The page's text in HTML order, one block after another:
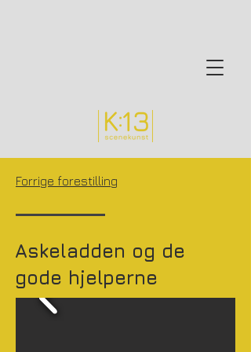
Forrige forestilling
Askeladden og de
gode hjelperne